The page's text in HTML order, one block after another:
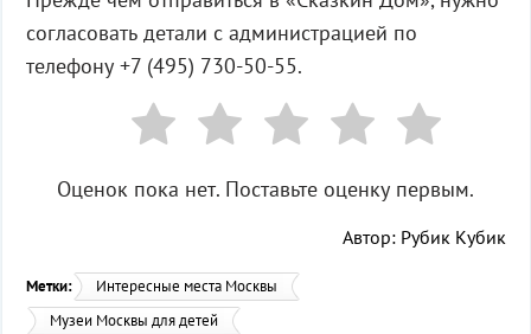
согласовать детали с администрацией по
телефону +7 (495) 730-50-55.
Оценок пока нет. Поставьте оценку первым.
Автор: Рубик Кубик
Метки:
Интересные места Москвы
Музеи Москвы для детей